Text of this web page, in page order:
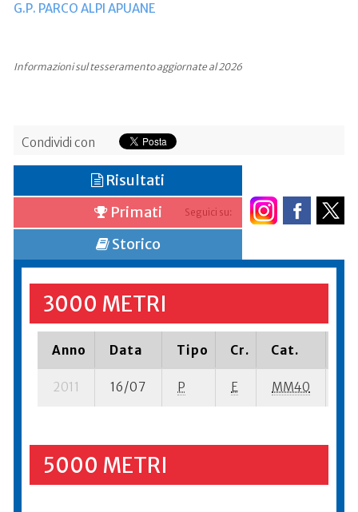
G.P. PARCO ALPI APUANE
Informazioni sul tesseramento aggiornate al 2026
Condividi con
Seguici su:
Risultati
Primati
Storico
3000 METRI
Anno Data Tipo Cr. Cat.
2011 16/07 P E MM40
5000 METRI